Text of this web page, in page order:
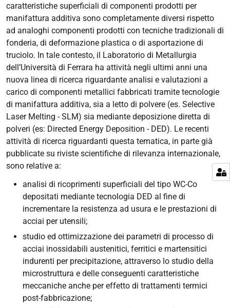
caratteristiche superficiali di componenti prodotti per
manifattura additiva sono completamente diversi rispetto
ad analoghi componenti prodotti con tecniche tradizionali di
fonderia, di deformazione plastica o di asportazione di
truciolo. In tale contesto, il Laboratorio di Metallurgia
dell’Università di Ferrara ha attività negli ultimi anni una
nuova linea di ricerca riguardante analisi e valutazioni a
carico di componenti metallici fabbricati tramite tecnologie
di manifattura additiva, sia a letto di polvere (es. Selective
Laser Melting - SLM) sia mediante deposizione diretta di
polveri (es: Directed Energy Deposition - DED). Le recenti
attività di ricerca riguardanti questa tematica, in parte già
pubblicate su riviste scientifiche di rilevanza internazionale,
sono relative a:
analisi di ricoprimenti superficiali del tipo WC-Co
depositati mediante tecnologia DED al fine di
incrementare la resistenza ad usura e le prestazioni di
acciai per utensili;
studio ed ottimizzazione dei parametri di processo di
acciai inossidabili austenitici, ferritici e martensitici
indurenti per precipitazione, attraverso lo studio della
microstruttura e delle conseguenti caratteristiche
meccaniche anche per effetto di trattamenti termici
post-fabbricazione;